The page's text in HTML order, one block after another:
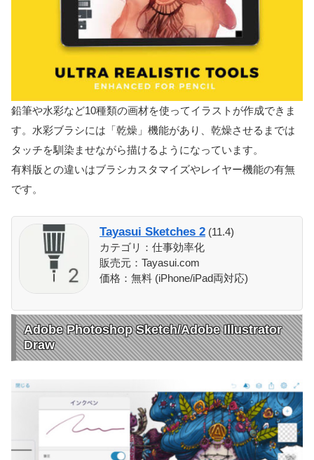
鉛筆や水彩など10種類の画材を使ってイラストが作成できま
す。水彩ブラシには「乾燥」機能があり、乾燥させるまでは
タッチを馴染ませながら描けるようになっています。
有料版との違いはブラシカスタマイズやレイヤー機能の有無
です。
Tayasui Sketches 2 (11.4)
カテゴリ：仕事効率化
販売元：Tayasui.com
価格：無料 (iPhone/iPad両対応)
Adobe Photoshop Sketch/Adobe Illustrator
Draw